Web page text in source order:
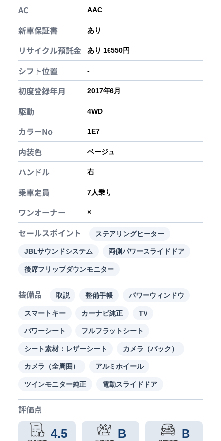
AC AAC
新車保証書 あり
リサイクル預託金 あり 16550円
シフト位置 -
初度登録年月 2017年6月
駆動 4WD
カラーNo 1E7
内装色 ベージュ
ハンドル 右
乗車定員 7人乗り
ワンオーナー ×
セールスポイント ステアリングヒーター
JBLサウンドシステム 両側パワースライドドア
後席フリップダウンモニター
装備品 取説 整備手帳 パワーウィンドウ
スマートキー カーナビ純正 TV
パワーシート フルフラットシート
シート素材：レザーシート カメラ（バック）
カメラ（全周囲） アルミホイール
ツインモニター純正 電動スライドドア
評価点
4.5 B B